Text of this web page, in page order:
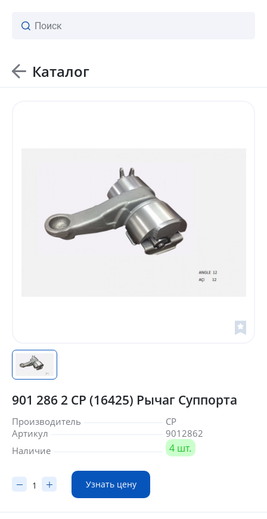
Каталог
901 286 2 CP (16425) Рычаг Суппорта
Производитель
CP
Артикул
9012862
Наличие
4 шт.
Узнать цену